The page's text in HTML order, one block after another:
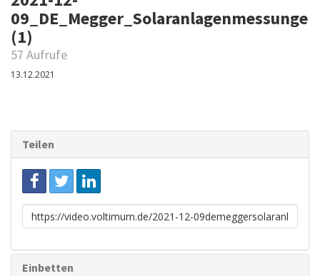
09_DE_Megger_Solaranlagenmessungen
(1)
57 Aufrufe
13.12.2021
Teilen
Link
zum
Einbetten